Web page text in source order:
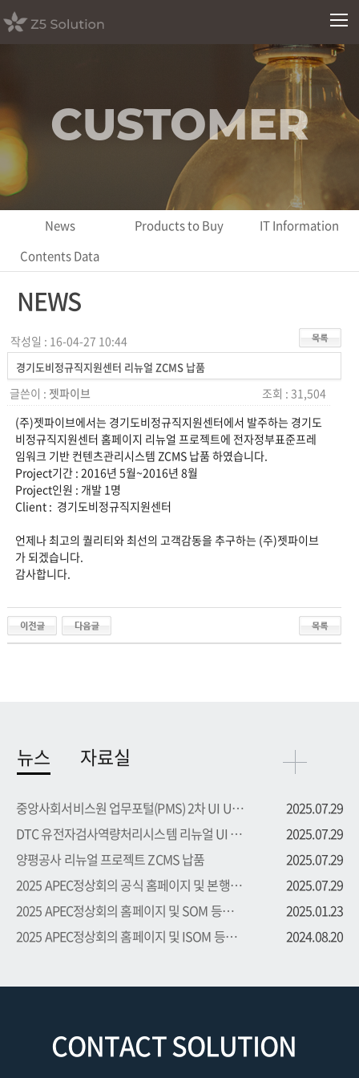
CUSTOMER
News Products to Buy
IT Information
Contents Data
NEWS
작성일 : 16-04-27 10:44
경기도비정규직지원센터 리뉴얼 ZCMS 납품
글쓴이 : 젯파이브
조회 : 31,504
(주)젯파이브에서는 경기도비정규직지원센터에서 발주하는 경기도
비정규직지원센터 홈페이지 리뉴얼 프로젝트에 전자정부표준프레
임워크 기반 컨텐츠관리시스템 ZCMS 납품 하였습니다.
Project기간 : 2016년 5월~2016년 8월
Project인원 : 개발 1명
Client : 경기도비정규직지원센터
언제나 최고의 퀄리티와 최선의 고객감동을 추구하는 (주)젯파이브
가 되겠습니다.
감사합니다.
뉴스
중앙사회서비스원 업무포털(PMS) 2차 UI UX 부문 용역 수주
2025.07.29
DTC 유전자검사역량처리시스템 리뉴얼 UI UX 부문 용역 수주
2025.07.29
양평공사 리뉴얼 프로젝트 ZCMS 납품
2025.07.29
2025 APEC정상회의 공식 홈페이지 및 본행사 등록시스템 프로...
2025.07.29
2025 APEC정상회의 홈페이지 및 SOM 등록시스템 프로젝트 수주
2025.01.23
2025 APEC정상회의 홈페이지 및 ISOM 등록시스템 프로젝트 수주
2024.08.20
자료실
CONTACT SOLUTION